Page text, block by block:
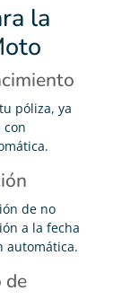
la
póliza, ya
con
de no
a la fecha
automática.
de